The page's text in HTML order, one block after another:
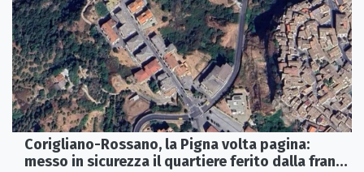
Corigliano-Rossano, la Pigna volta pagina:
messo in sicurezza il quartiere ferito dalla frana